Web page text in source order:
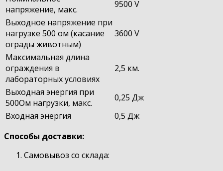
напряжение, макс.
9500 V
Выходное напряжение при
нагрузке 500 ом (касание
ограды животным)
3600 V
Максимальная длина
ограждения в
лабораторных условиях
2,5 км.
Выходная энергия при
500Ом нагрузки, макс.
0,25 Дж
Входная энергия
0,5 Дж
Способы доставки:
Самовывоз со склада: